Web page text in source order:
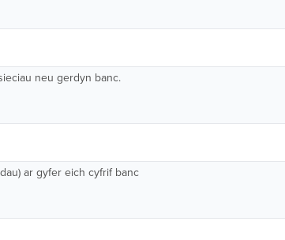
neu gerdyn banc.
ar gyfer eich cyfrif banc